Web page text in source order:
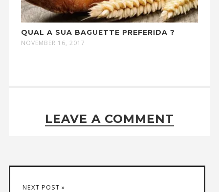
QUAL A SUA BAGUETTE PREFERIDA ?
NOVEMBER 16, 2017
LEAVE A COMMENT
NEXT POST »